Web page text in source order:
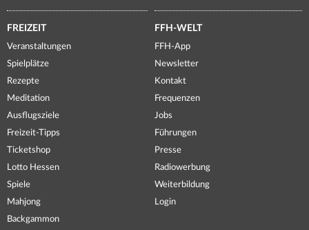
FREIZEIT
Veranstaltungen
Spielplätze
Rezepte
Meditation
Ausflugsziele
Freizeit-Tipps
Ticketshop
Lotto Hessen
Spiele
Mahjong
Backgammon
FFH-WELT
FFH-App
Newsletter
Kontakt
Frequenzen
Jobs
Führungen
Presse
Radiowerbung
Weiterbildung
Login